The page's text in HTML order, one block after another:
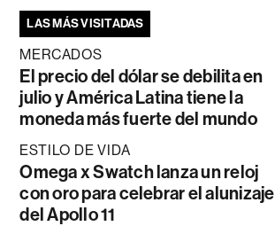
LAS MÁS VISITADAS
MERCADOS
El precio del dólar se debilita en
julio y América Latina tiene la
moneda más fuerte del mundo
ESTILO DE VIDA
Omega x Swatch lanza un reloj
con oro para celebrar el alunizaje
del Apollo 11